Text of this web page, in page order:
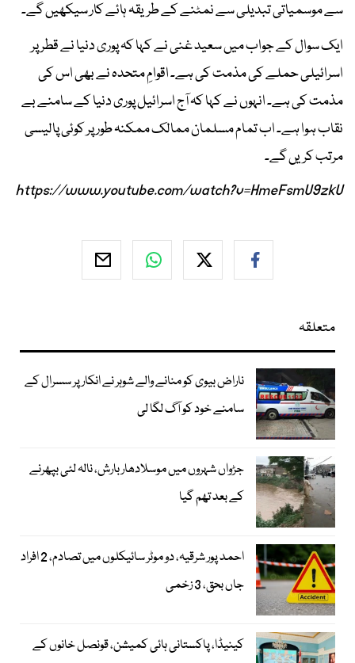
سے موسمیاتی تبدیلی سے نمٹنے کے طریقہ ہائے کار سیکھیں گے۔
ایک سوال کے جواب میں سعید غنی نے کہا کہ پوری دنیا نے قطر پر
اسرائیلی حملے کی مذمت کی ہے۔ اقوامِ متحدہ نے بھی اس کی
مذمت کی ہے۔ انہوں نے کہا کہ آج اسرائیل پوری دنیا کے سامنے بے
نقاب ہوا ہے۔ اب تمام مسلمان ممالک ممکنہ طور پر کوئی پالیسی
مرتب کریں گے۔
https://www.youtube.com/watch?v=HmeFsmU9zkU
متعلقہ
ناراض بیوی کو منانے والے شوہر نے انکار پر سسرال کے
سامنے خود کو آگ لگا لی
جڑواں شہروں میں موسلادھار بارش، نالہ لئی بپھرنے
کے بعد تھم گیا
احمد پور شرقیہ، دو موٹر سائیکلوں میں تصادم، 2 افراد
جاں بحق، 3 زخمی
کینیڈا، پاکستانی ہائی کمیشن، قونصل خانوں کے